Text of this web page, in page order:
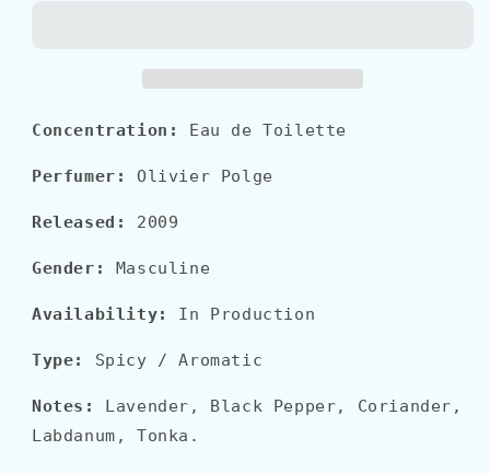
Concentration: Eau de Toilette
Perfumer: Olivier Polge
Released: 2009
Gender: Masculine
Availability: In Production
Type: Spicy / Aromatic
Notes: Lavender, Black Pepper, Coriander,
Labdanum, Tonka.